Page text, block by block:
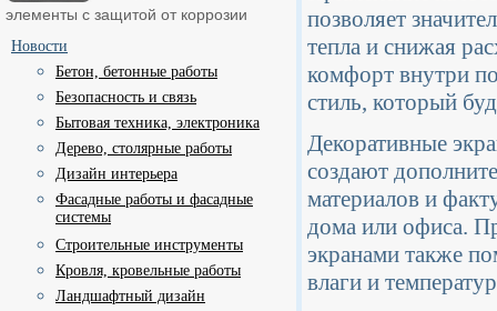
элементы с защитой от коррозии
Новости
Бетон, бетонные работы
Безопасность и связь
Бытовая техника, электроника
Дерево, столярные работы
Дизайн интерьера
Фасадные работы и фасадные
системы
Строительные инструменты
Кровля, кровельные работы
Ландшафтный дизайн
позволяет
тепла и снижая
комфорт внутри
стиль, который
Декоративные
создают
материалов и
дома или офиса.
экранами также
влаги и